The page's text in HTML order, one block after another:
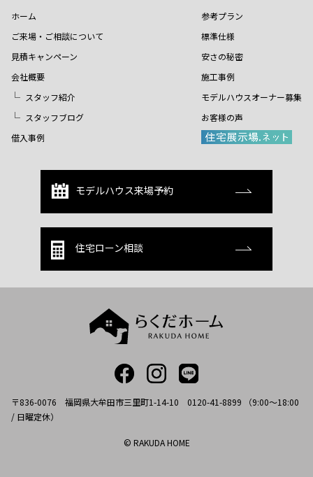
ホーム
ご来場・ご相談について
見積キャンペーン
会社概要
スタッフ紹介
スタッフブログ
借入事例
参考プラン
標準仕様
安さの秘密
施工事例
モデルハウスオーナー募集
お客様の声
モデルハウス来場予約
住宅ローン相談
〒836-0076 福岡県大牟田市三里町1-14-10 0120-41-8899 （9:00～18:00
/ 日曜定休）
© RAKUDA HOME